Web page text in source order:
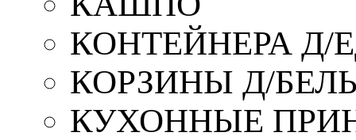
КОНТЕЙНЕРА Д/
КОРЗИНЫ Д/
КУХОННЫЕ